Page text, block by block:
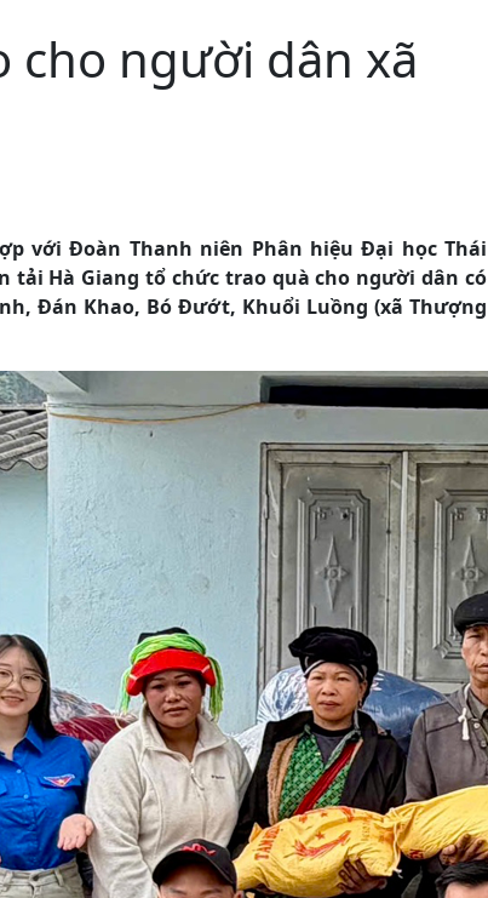
cho người dân xã
với Đoàn Thanh niên Phân hiệu Đại học Thái
tải Hà Giang tổ chức trao quà cho người dân có
Đán Khao, Bó Đướt, Khuổi Luồng (xã Thượng